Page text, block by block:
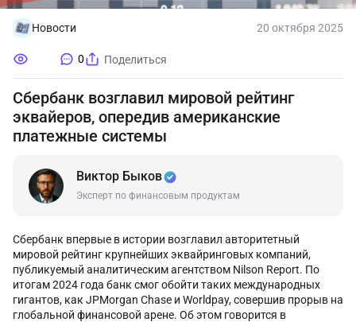
Новости 20 октября 2025
0 Поделиться
Сбербанк возглавил мировой рейтинг
эквайеров, опередив американские
платежные системы
Виктор Быков
Эксперт по финансовым продуктам
Сбербанк впервые в истории возглавил авторитетный
мировой рейтинг крупнейших эквайринговых компаний,
публикуемый аналитическим агентством Nilson Report. По
итогам 2024 года банк смог обойти таких международных
гигантов, как JPMorgan Chase и Worldpay, совершив прорыв на
глобальной финансовой арене. Об этом говорится в